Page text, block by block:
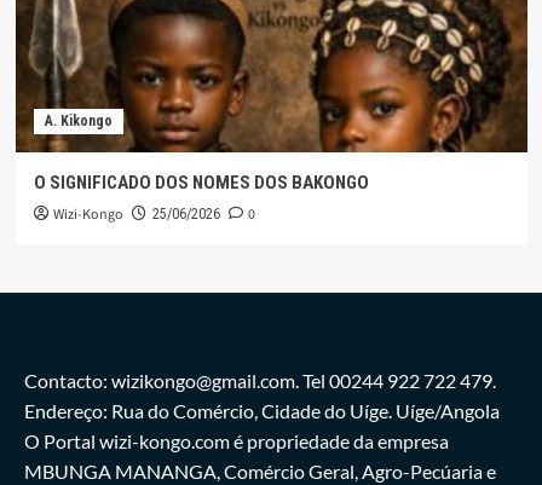
A. Kikongo
O SIGNIFICADO DOS NOMES DOS BAKONGO
Wizi-Kongo 25/06/2026 0
Contacto: wizikongo@gmail.com. Tel 00244 922 722 479.
Endereço: Rua do Comércio, Cidade do Uíge. Uíge/Angola
O Portal wizi-kongo.com é propriedade da empresa
MBUNGA MANANGA, Comércio Geral, Agro-Pecúaria e